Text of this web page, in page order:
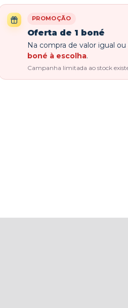
PROMOÇÃO
Oferta de 1 boné
Na compra de valor igual ou
boné à escolha.
Campanha limitada ao stock